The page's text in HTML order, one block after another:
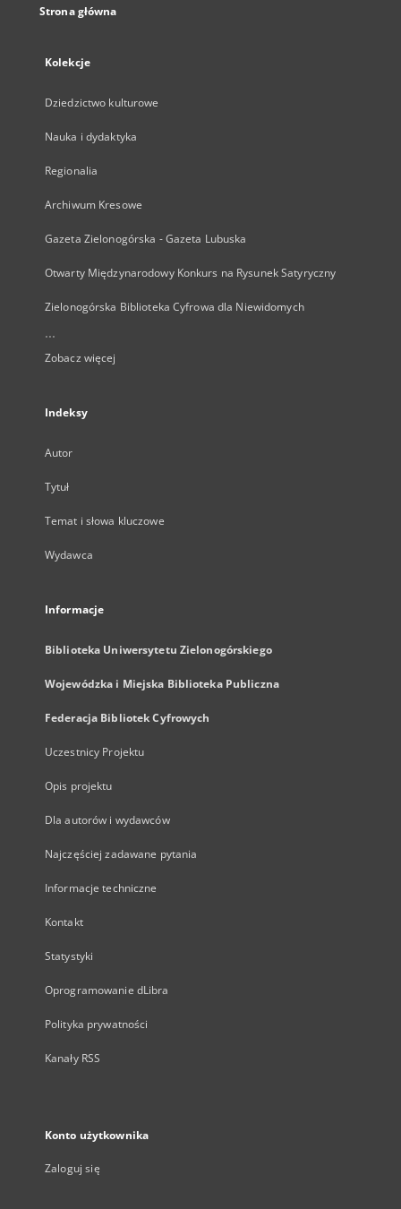
Strona główna
Kolekcje
Dziedzictwo kulturowe
Nauka i dydaktyka
Regionalia
Archiwum Kresowe
Gazeta Zielonogórska - Gazeta Lubuska
Otwarty Międzynarodowy Konkurs na Rysunek Satyryczny
Zielonogórska Biblioteka Cyfrowa dla Niewidomych
...
Zobacz więcej
Indeksy
Autor
Tytuł
Temat i słowa kluczowe
Wydawca
Informacje
Biblioteka Uniwersytetu Zielonogórskiego
Wojewódzka i Miejska Biblioteka Publiczna
Federacja Bibliotek Cyfrowych
Uczestnicy Projektu
Opis projektu
Dla autorów i wydawców
Najczęściej zadawane pytania
Informacje techniczne
Kontakt
Statystyki
Oprogramowanie dLibra
Polityka prywatności
Kanały RSS
Konto użytkownika
Zaloguj się